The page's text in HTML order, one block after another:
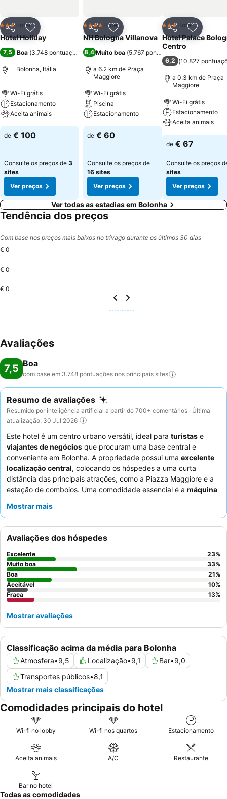
PartilharAdicionar aos favoritos
3 Estrelas
Hotel
Hotel Holiday
7,5 Boa (3.748 pontuações )
Bolonha, Itália
Wi-Fi grátis
Estacionamento
Aceita animais
de € 100
Consulte os preços de 3
sites
Ver preços
PartilharAdicionar aos favoritos
4 EstrelasHotel
NH Bologna Villanova
8,4 Muito boa (5.767 pontuações
a 6.2 km de Praça
Maggiore
Wi-Fi grátis
Piscina
Estacionamento
de € 60
Consulte os preços de
16 sites
Ver preços
Partilhar
3 Estrelas
Hotel
Hotel Palace
Centro
6,2 (10.827
a 0.3 km de Praça
Maggiore
Wi-Fi grátis
Estacionamento
Aceita animais
de € 67
Consulte os preços
sites
Ver preços
Ver todas as estadias em Bolonha
Tendência dos preços
Com base nos preços mais baixos no trivago durante os últimos 30 dias
€ 0
€ 0
€ 0
Avaliações
7,5 Boa
com base em 3.748 pontuações nos principais sites
Resumo de avaliações
Resumido por inteligência artificial a partir de 700+ comentários · Última
atualização: 30 Jul 2026
Este hotel é um centro urbano versátil, ideal para turistas e
viajantes de negócios que procuram uma base central e
conveniente em Bolonha. A propriedade possui uma excelente
localização central, colocando os hóspedes a uma curta
distância das principais atrações, como a Piazza Maggiore e a
estação de comboios. Uma comodidade essencial é a máquina
frequentemente apreciada pelos hóspedes. Os hóspedes
profissionalismo e prestabilidade, e embora o pequeno-almoço
receba feedback misto, a opção de pré-encomendar itens
específicos adiciona um toque atencioso. Para uma estadia mais
tranquila, considere pedir um quarto virado para o jardim.
Mostrar mais
Classificação acima da média para Bolonha
Atmosfera•9,5 Localização•9,1 Bar•9,0
Transportes públicos•8,1
Mostrar mais classificações
Avaliações dos hóspedes
Excelente 23%
Muito boa
33%
Boa
21%
Aceitável
10%
Fraca
13%
Mostrar avaliações
Comodidades principais do hotel
Wi-fi no lobby Wi-fi nos quartos Estacionamento
Aceita animais A/C Restaurante
Bar no hotel
Todas as comodidades